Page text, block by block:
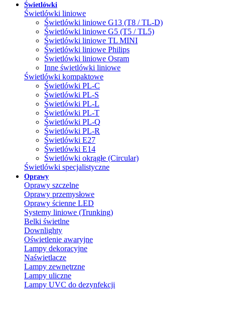
Świetlówki
Świetlówki liniowe
Świetlówki liniowe G13 (T8 / TL-D)
Świetlówki liniowe G5 (T5 / TL5)
Świetlówki liniowe TL MINI
Świetlówki liniowe Philips
Świetlówki liniowe Osram
Inne świetlówki liniowe
Świetlówki kompaktowe
Świetlówki PL-C
Świetlówki PL-S
Świetlówki PL-L
Świetlówki PL-T
Świetlówki PL-Q
Świetlówki PL-R
Świetlówki E27
Świetlówki E14
Świetlówki okrągłe (Circular)
Świetlówki specjalistyczne
Oprawy
Oprawy szczelne
Oprawy przemysłowe
Oprawy ścienne LED
Systemy liniowe (Trunking)
Belki świetlne
Downlighty
Oświetlenie awaryjne
Lampy dekoracyjne
Naświetlacze
Lampy zewnętrzne
Lampy uliczne
Lampy UVC do dezynfekcji